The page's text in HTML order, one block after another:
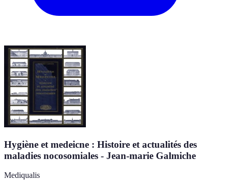
Hygiène et medeicne : Histoire et actualités des
maladies nocosomiales - Jean-marie Galmiche
Mediqualis